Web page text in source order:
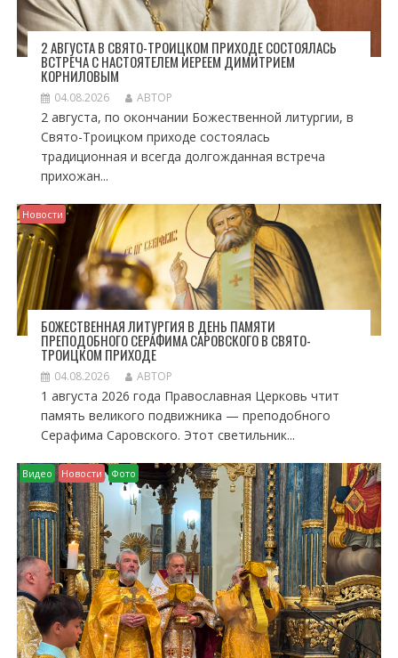
2 АВГУСТА В СВЯТО-ТРОИЦКОМ ПРИХОДЕ СОСТОЯЛАСЬ
ВСТРЕЧА С НАСТОЯТЕЛЕМ ИЕРЕЕМ ДИМИТРИЕМ
КОРНИЛОВЫМ
04.08.2026 АВТОР
2 августа, по окончании Божественной литургии, в
Свято-Троицком приходе состоялась
традиционная и всегда долгожданная встреча
прихожан...
Новости
БОЖЕСТВЕННАЯ ЛИТУРГИЯ В ДЕНЬ ПАМЯТИ
ПРЕПОДОБНОГО СЕРАФИМА САРОВСКОГО В СВЯТО-
ТРОИЦКОМ ПРИХОДЕ
04.08.2026 АВТОР
1 августа 2026 года Православная Церковь чтит
память великого подвижника — преподобного
Серафима Саровского. Этот светильник...
Видео Новости Фото